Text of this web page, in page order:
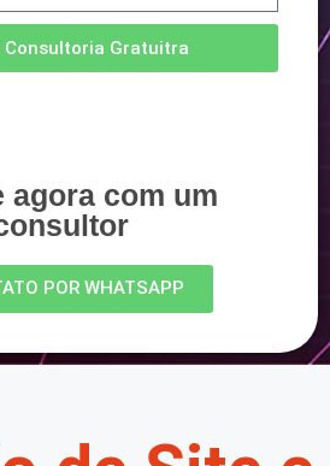
Consultoria Gratuitra
agora com um
POR WHATSAPP